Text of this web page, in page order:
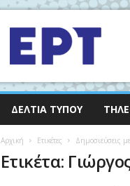
ΔΕΛΤΊΑ ΤΎΠΟΥ
Αρχική Ετικέτες Δημοσιεύσεις
Ετικέτα: